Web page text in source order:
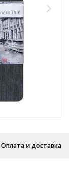
Оплата и доставка